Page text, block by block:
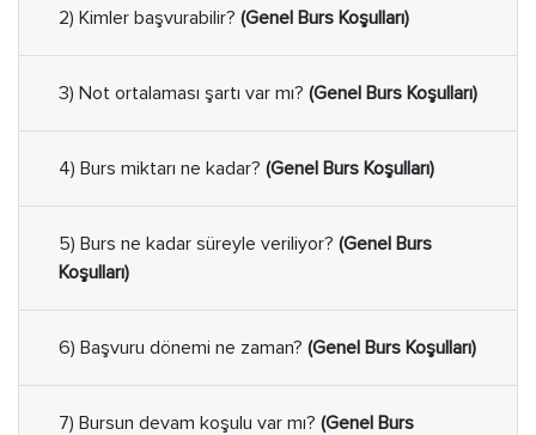
2) Kimler başvurabilir? (Genel Burs Koşulları)
3) Not ortalaması şartı var mı? (Genel Burs Koşulları)
4) Burs miktarı ne kadar? (Genel Burs Koşulları)
5) Burs ne kadar süreyle veriliyor? (Genel Burs
Koşulları)
6) Başvuru dönemi ne zaman? (Genel Burs Koşulları)
7) Bursun devam koşulu var mı? (Genel Burs